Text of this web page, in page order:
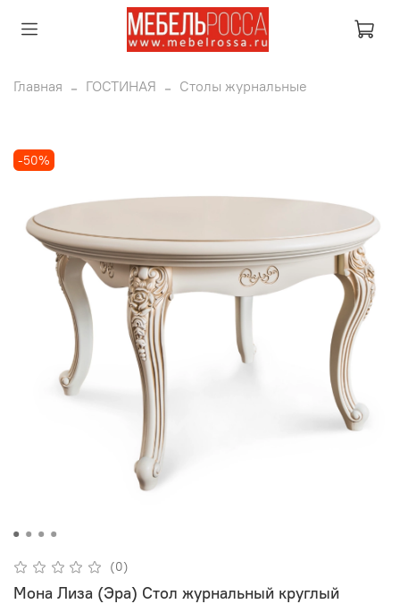
Главная ГОСТИНАЯ Столы журнальные
-50%
(0)
Мона Лиза (Эра) Стол журнальный круглый